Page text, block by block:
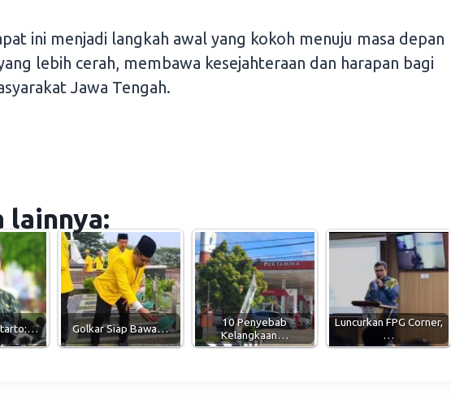
ini menjadi langkah awal yang kokoh menuju masa depan
lebih cerah, membawa kesejahteraan dan harapan bagi
Jawa Tengah.
lainnya:
Golkar Siap Bawa…
10 Penyebab
Kelangkaan…
Luncurkan FPG Corner,
…